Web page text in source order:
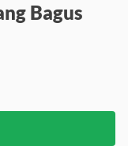
Bagus